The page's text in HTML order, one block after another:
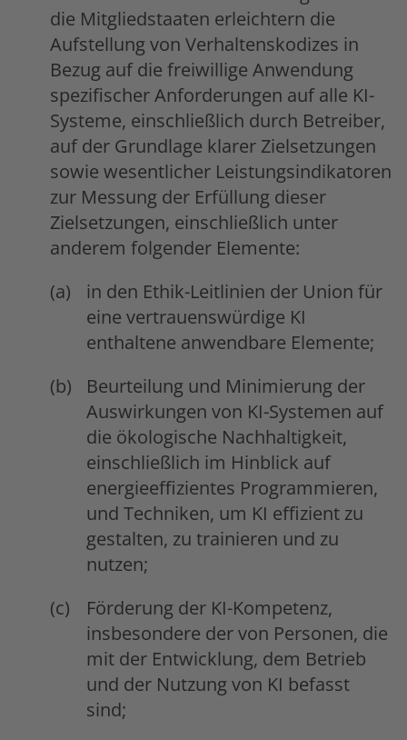
die Mitgliedstaaten erleichtern die
Aufstellung von Verhaltenskodizes in
Bezug auf die freiwillige Anwendung
spezifischer Anforderungen auf alle KI-
Systeme, einschließlich durch Betreiber,
auf der Grundlage klarer Zielsetzungen
sowie wesentlicher Leistungsindikatoren
zur Messung der Erfüllung dieser
Zielsetzungen, einschließlich unter
anderem folgender Elemente:
in den Ethik-Leitlinien der Union für
eine vertrauenswürdige KI
enthaltene anwendbare Elemente;
Beurteilung und Minimierung der
Auswirkungen von KI-Systemen auf
die ökologische Nachhaltigkeit,
einschließlich im Hinblick auf
energieeffizientes Programmieren,
und Techniken, um KI effizient zu
gestalten, zu trainieren und zu
nutzen;
Förderung der KI-Kompetenz,
insbesondere der von Personen, die
mit der Entwicklung, dem Betrieb
und der Nutzung von KI befasst
sind;